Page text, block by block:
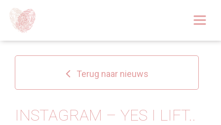
Over
Huidoplossingen
Behandelingen
Terug naar nieuws
INSTAGRAM – YES I LIFT..